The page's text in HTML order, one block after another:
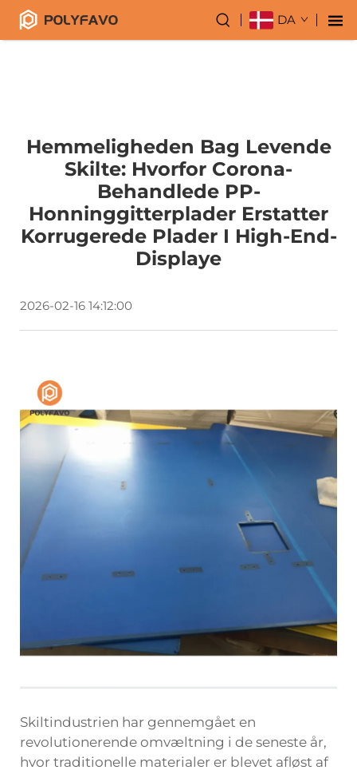
DA
Hemmeligheden Bag Levende
Skilte: Hvorfor Corona-
Behandlede PP-
Honninggitterplader Erstatter
Korrugerede Plader I High-End-
Displaye
2026-02-16 14:12:00
Skiltindustrien har gennemgået en
revolutionerende omvæltning i de seneste år,
hvor traditionelle materialer er blevet afløst af